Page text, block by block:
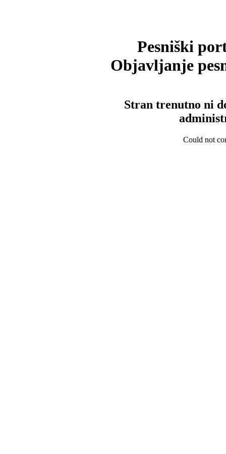
Pesniški
Objavljanje
Stran trenutno ni
Could not